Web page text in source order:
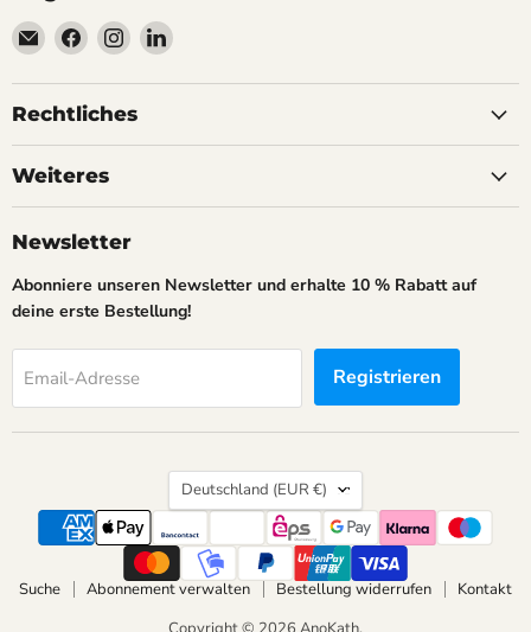
Email
AnoKath
Finden
Sie
uns
auf
Finden
Sie
uns
auf
Finden
uns
Rechtliches
Weiteres
Newsletter
Abonniere unseren Newsletter und erhalte 10 % Rabatt auf
deine erste Bestellung!
Email-Adresse Registrieren
Land
Deutschland (EUR €)
Suche Abonnement verwalten Bestellung widerrufen
Kontakt